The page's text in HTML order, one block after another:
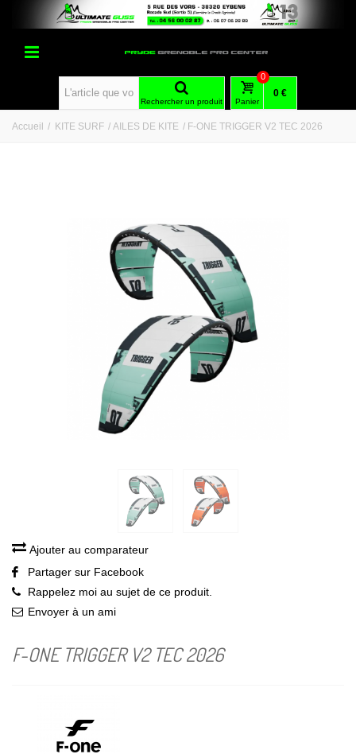
Rechercher un produit Panier
0
0 €
Accueil / KITE SURF / AILES DE KITE / F-ONE TRIGGER V2 TEC 2026
Ajouter au comparateur
Partager sur Facebook
Rappelez moi au sujet de ce produit.
Envoyer à un ami
F-ONE TRIGGER V2 TEC 2026